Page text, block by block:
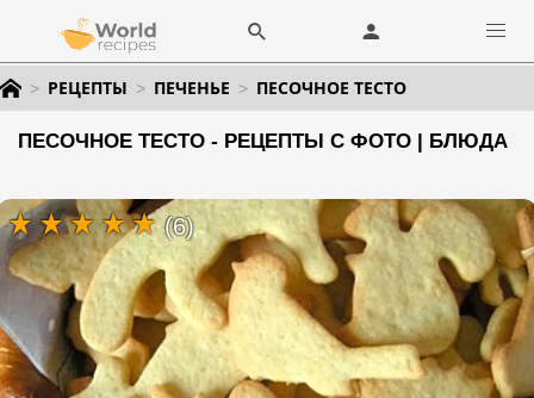
РЕЦЕПТЫ ПЕЧЕНЬЕ ПЕСОЧНОЕ ТЕСТО
ПЕСОЧНОЕ ТЕСТО - РЕЦЕПТЫ С ФОТО | БЛЮДА
(6)